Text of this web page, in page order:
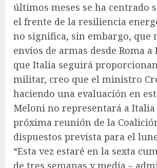
últimos meses se ha centrado
el frente de la resiliencia
no significa, sin embargo, que
envíos de armas desde Roma a
que Italia seguirá
militar, creo que el ministro
haciendo una evaluación en
Meloni no representará a Italia
próxima reunión de la
dispuestos prevista para el
“Esta vez estaré en la sexta